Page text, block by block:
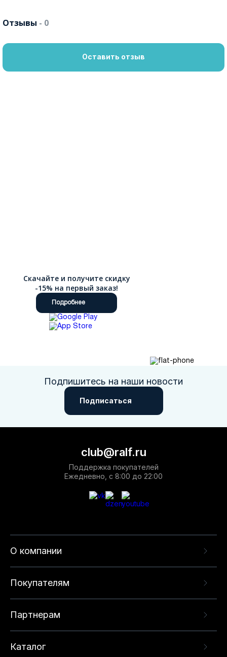
Отзывы - 0
Оставить отзыв
Скачайте и получите скидку
-15% на первый заказ!
Подробнее
Подпишитесь на наши новости
Подписаться
О компании
Покупателям
Партнерам
Каталог
club@ralf.ru
Поддержка покупателей
Ежедневно, с 8:00 до 22:00